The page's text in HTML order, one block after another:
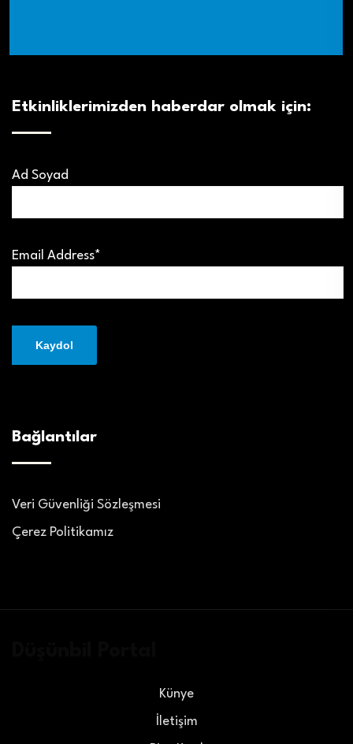
Etkinliklerimizden haberdar olmak için:
Ad Soyad
Email Address*
Bağlantılar
Veri Güvenliği Sözleşmesi
Çerez Politikamız
Künye
İletişim